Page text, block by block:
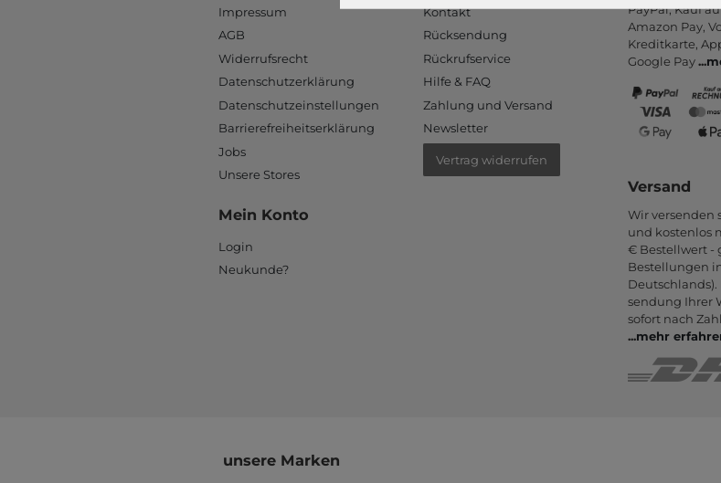
Impressum
AGB
Widerrufsrecht
Datenschutzerklärung
Datenschutzeinstellungen
Barrierefreiheitserklärung
Jobs
Unsere Stores
Mein Konto
Login
Neukunde?
Kontakt
Rücksendung
Rückrufservice
Hilfe & FAQ
Zahlung und Versand
Newsletter
Vertrag widerrufen
PayPal, Kauf
Amazon Pay,
Kredit­karte,
Google Pay...
Versand
Wir versenden
und kostenlos
€ Bestell­wert -
Bestel­lungen
sendung Ihrer
sofort nach
...mehr
unsere Marken